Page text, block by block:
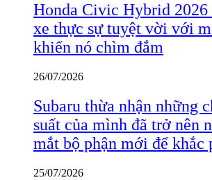
Honda Civic Hybrid 2026
xe thực sự tuyệt vời với
khiến nó chìm đắm
26/07/2026
Subaru thừa nhận những
suất của mình đã trở nên
mắt bộ phận mới để khắc
25/07/2026